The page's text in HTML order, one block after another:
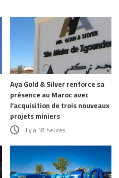
Aya Gold & Silver renforce sa
présence au Maroc avec
l’acquisition de trois nouveaux
projets miniers
il y a 18 heures